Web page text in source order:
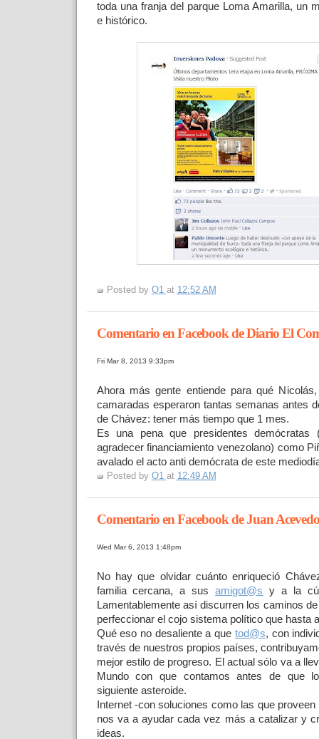
toda una franja del parque Loma Amarilla, un
e histórico.
Posted by O1 at 12:52 AM
Comentario en Facebook de Diario El
Fri Mar 8, 2013 9:33pm
Ahora más gente entiende para qué
camaradas esperaron tantas semanas antes
de Chávez: tener más tiempo que 1 mes.
Es una pena que presidentes demócratas
agradecer financiamiento venezolano) como
avalado el acto anti demócrata de este
Posted by O1 at 12:49 AM
Comentario en Facebook de Juan Acevedo
Wed Mar 6, 2013 1:48pm
No hay que olvidar cuánto enriqueció
familia cercana, a susamigot@s y a la
Lamentablemente así discurren los caminos
perfeccionar el cojo sistema político que hasta
Qué eso no desaliente a que tod@s, con
través de nuestros propios países,
mejor estilo de progreso. El actual sólo va a
Mundo con que contamos antes de que
siguiente asteroide.
Internet -con soluciones como las que
nos va a ayudar cada vez más a catalizar y
ideas.